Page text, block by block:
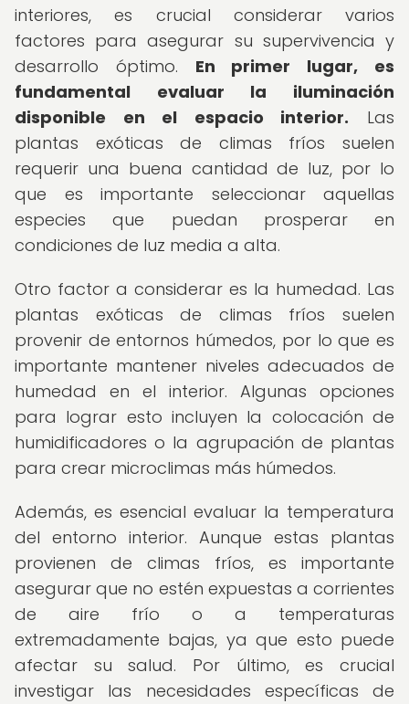
interiores, es crucial considerar varios
factores para asegurar su supervivencia y
desarrollo óptimo. En primer lugar, es
fundamental evaluar la iluminación
disponible en el espacio interior. Las
plantas exóticas de climas fríos suelen
requerir una buena cantidad de luz, por lo
que es importante seleccionar aquellas
especies que puedan prosperar en
condiciones de luz media a alta.
Otro factor a considerar es la humedad. Las
plantas exóticas de climas fríos suelen
provenir de entornos húmedos, por lo que es
importante mantener niveles adecuados de
humedad en el interior. Algunas opciones
para lograr esto incluyen la colocación de
humidificadores o la agrupación de plantas
para crear microclimas más húmedos.
Además, es esencial evaluar la temperatura
del entorno interior. Aunque estas plantas
provienen de climas fríos, es importante
asegurar que no estén expuestas a corrientes
de aire frío o a temperaturas
extremadamente bajas, ya que esto puede
afectar su salud. Por último, es crucial
investigar las necesidades específicas de